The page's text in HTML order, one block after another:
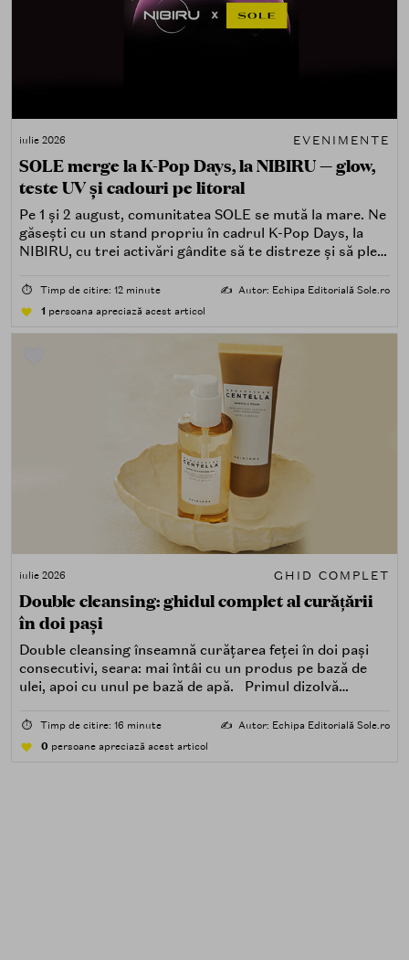
iulie 2026 EVENIMENTE
SOLE merge la K-Pop Days, la NIBIRU — glow,
teste UV și cadouri pe litoral
Pe 1 și 2 august, comunitatea SOLE se mută la mare. Ne
găsești cu un stand propriu în cadrul K-Pop Days, la
NIBIRU, cu trei activări gândite să te distreze și să pleci
⏱️ Timp de citire: 12 minute ✍️ Autor: Echipa Editorială Sole.ro
1 persoana apreciază acest articol
iulie 2026 GHID COMPLET
Double cleansing: ghidul complet al curățării
în doi pași
Double cleansing înseamnă curățarea feței în doi pași
consecutivi, seara: mai întâi cu un produs pe bază de
ulei, apoi cu unul pe bază de apă. Primul dizolvă
poluare. Al doilea îndepărtează impuritățile solubile în
⏱️ Timp de citire: 16 minute ✍️ Autor: Echipa Editorială Sole.ro
0 persoane apreciază acest articol